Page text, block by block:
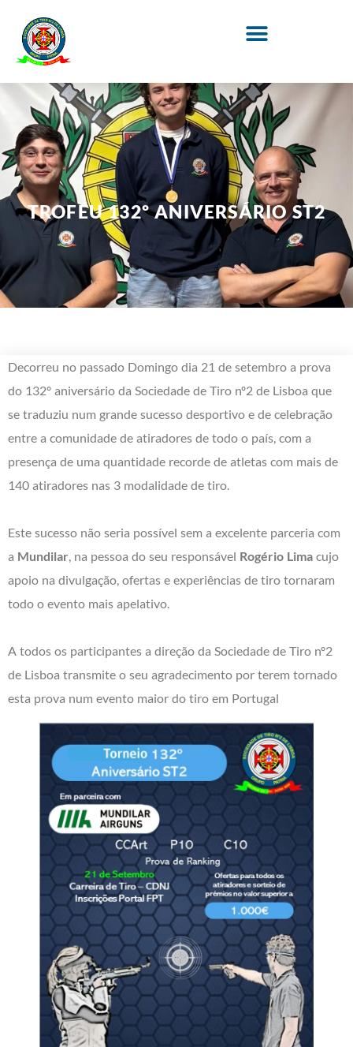
TROFÉU 132º ANIVERSÁRIO ST2
Decorreu no passado Domingo dia 21 de setembro a prova
do 132º aniversário da Sociedade de Tiro nº2 de Lisboa que
se traduziu num grande sucesso desportivo e de celebração
entre a comunidade de atiradores de todo o país, com a
presença de uma quantidade recorde de atletas com mais de
140 atiradores nas 3 modalidade de tiro.
Este sucesso não seria possível sem a excelente parceria com
a Mundilar, na pessoa do seu responsável Rogério Lima cujo
apoio na divulgação, ofertas e experiências de tiro tornaram
todo o evento mais apelativo.
A todos os participantes a direção da Sociedade de Tiro nº2
de Lisboa transmite o seu agradecimento por terem tornado
esta prova num evento maior do tiro em Portugal